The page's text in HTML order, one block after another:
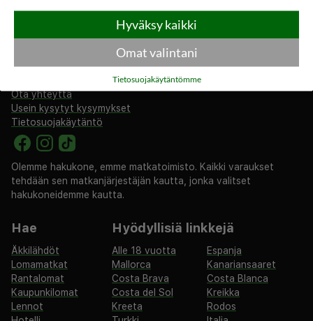
Ota yhteyttä
Usein kysytyt kysymykset
Tietosuojakäytäntö
Olemme hakukone, emme matkatoimisto. Kaikki varaukset
tehdään sen matkanjärjestäjän kautta, jonka valitset
hakukoneidemme kautta.
Hae
Äkkilähdöt
Lomamatkat
Rantalomat
Kaupunkilomat
Lennot
Hyödyllisiä linkkejä
Alle 18 vuotta
Espanja
Mallorca
Kanariansaaret
Costa Brava
Costa Blanca
Costa del Sol
Kreikka
Kreeta
Rodos
Hyväksy kaikki
Omat valintani
Tietosuojakäytäntömme